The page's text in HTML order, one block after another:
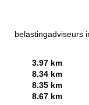
belastingadviseurs
3.97 km
8.34 km
8.35 km
8.67 km